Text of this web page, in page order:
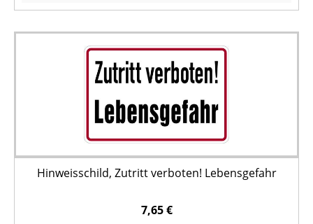
Hinweisschild, Zutritt verboten! Lebensgefahr
7,65 €